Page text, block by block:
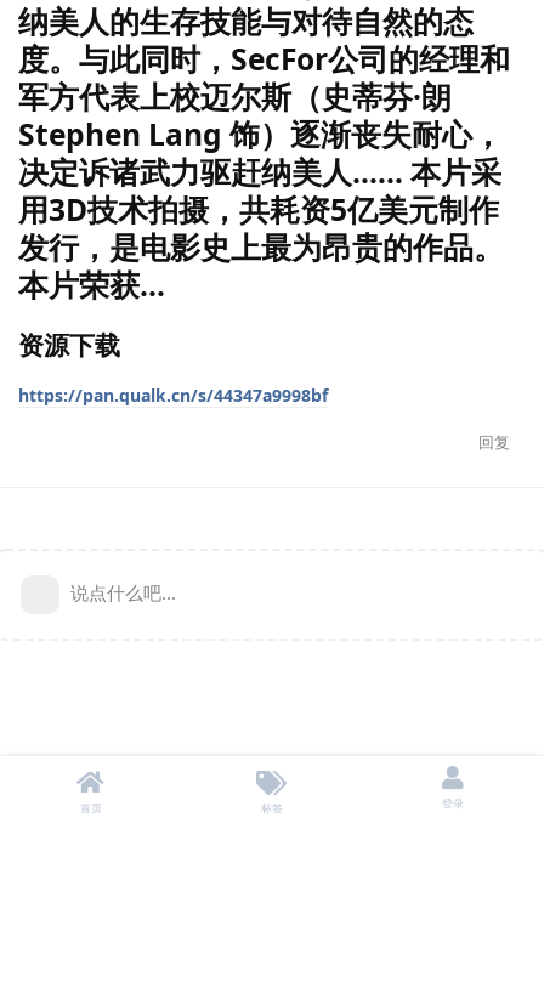
纳美人的生存技能与对待自然的态
度。与此同时，SecFor公司的经理和
军方代表上校迈尔斯（史蒂芬·朗
Stephen Lang 饰）逐渐丧失耐心，
决定诉诸武力驱赶纳美人…… 本片采
用3D技术拍摄，共耗资5亿美元制作
发行，是电影史上最为昂贵的作品。
本片荣获...
资源下载
https://pan.qualk.cn/s/44347a9998bf
回复
说点什么吧...
首页 标签 登录